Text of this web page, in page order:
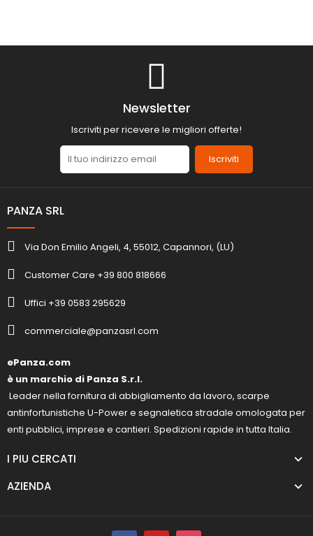
Newsletter
Iscriviti per ricevere le migliori offerte!
Iscriviti
PANZA SRL
Via Don Emilio Angeli, 4, 55012, Capannori, (LU)
Customer Care +39 800 818666
Uffici +39 0583 295629
commerciale@panzasrl.com
ePanza.com
è un marchio di Panza S.r.l.
Leader nella fornitura di abbigliamento da lavoro, scarpe
antinfortunistiche U-Power e segnaletica stradale omologata per
enti pubblici, imprese e cantieri. Spedizioni rapide in tutta Italia.
I PIU CERCATI
AZIENDA